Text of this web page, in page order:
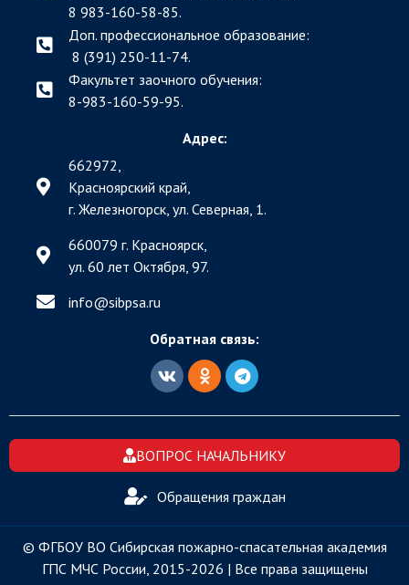
8 983-160-58-85.
Доп. профессиональное образование:
8 (391) 250-11-74.
Факультет заочного обучения:
8-983-160-59-95.
Адрес:
662972,
Красноярский край,
г. Железногорск, ул. Северная, 1.
660079 г. Красноярск,
ул. 60 лет Октября, 97.
info@sibpsa.ru
Обратная связь:
ВОПРОС НАЧАЛЬНИКУ
Обращения граждан
© ФГБОУ ВО Сибирская пожарно-спасательная академия
ГПС МЧС России, 2015-2026 | Все права защищены